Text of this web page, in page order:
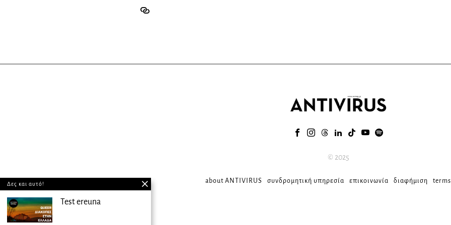
© 2025
about ANTIVIRUS συνδρομητική υπηρεσία επικοινωνία διαφήμιση
Δες και αυτό!
Test ereuna